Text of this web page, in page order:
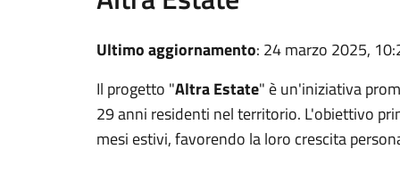
Ultimo aggiornamento: 24 marzo 2025,
Il progetto "Altra Estate" è un'iniziativa
29 anni residenti nel territorio. L'obiettivo
mesi estivi, favorendo la loro crescita